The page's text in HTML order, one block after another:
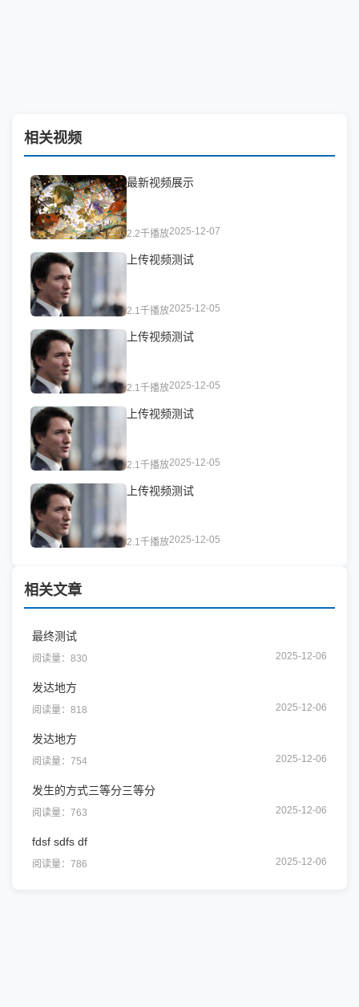
相关视频
最新视频展示
2.2千播放2025-12-07
上传视频测试
2.1千播放2025-12-05
上传视频测试
2.1千播放2025-12-05
上传视频测试
2.1千播放2025-12-05
上传视频测试
2.1千播放2025-12-05
相关文章
最终测试
阅读量：830 2025-12-06
发达地方
阅读量：818 2025-12-06
发达地方
阅读量：754 2025-12-06
发生的方式三等分三等分
阅读量：763 2025-12-06
fdsf sdfs df
阅读量：786 2025-12-06